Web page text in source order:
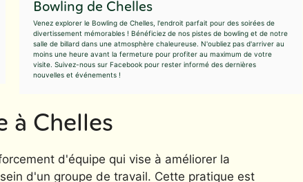
Bowling de Chelles
Venez explorer le Bowling de Chelles, l'endroit parfait pour des soirées de
divertissement mémorables ! Bénéficiez de nos pistes de bowling et de notre
salle de billard dans une atmosphère chaleureuse. N'oubliez pas d'arriver au
moins une heure avant la fermeture pour profiter au maximum de votre
visite. Suivez-nous sur Facebook pour rester informé des dernières
nouvelles et événements !
à Chelles
d'équipe qui vise à améliorer la
d'un groupe de travail. Cette pratique est